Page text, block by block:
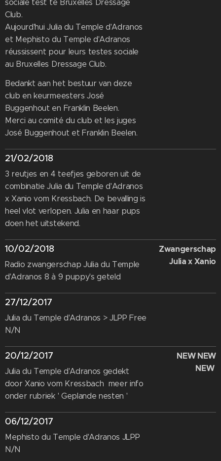
sociale test te Bruxelles Dressage
Club.
Aujourd'hui Julia du Temple d'Adranos
et Mephisto du Temple d'Adranos
réussissent pour leurs testes sociale
au Bruxelles Dressage Club.
Bedankt aan het bestuur van deze
club en keurmeesters José
Buggenhout en Franklin Beelen.
Merci au comité du club et les juges
José Buggenhout et Franklin Beelen.
21/02/2018
3 reutjes en 4 teefjes geboren uit de
combinatie Julia du Temple d'Adranos
x Xanio vom Kressbach. De bevalling is
heel vlot verlopen. Julia en haar pups
doen het uitstekend.
10/02/2018
Radio zwangerschap Julia du Temple
d'Adranos 8 à 9 puppy's geteld
Zwangerschap
Julia x Xanio
27/12/2017
Julia du Temple d'Adranos > JLPP Free
N/N
20/12/2017
Julia du Temple d'Adranos gedekt
door Xanio vom Kressbach meer info
onder rubriek ' Geplande nesten '
NEW NEW
NEW
06/12/2017
Mephisto du Temple d'Adranos JLPP
N/N